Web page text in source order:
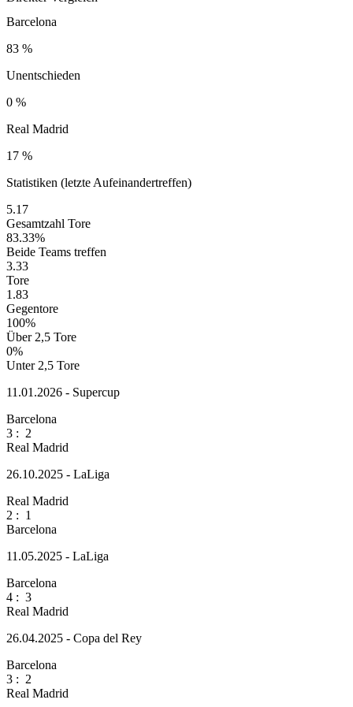
Barcelona
83 %
Unentschieden
0 %
Real Madrid
17 %
Statistiken (letzte Aufeinandertreffen)
5.17
Gesamtzahl Tore
83.33%
Beide Teams treffen
3.33
Tore
1.83
Gegentore
100%
Über 2,5 Tore
0%
Unter 2,5 Tore
11.01.2026 - Supercup
Barcelona
3 : 2
Real Madrid
26.10.2025 - LaLiga
Real Madrid
2 : 1
Barcelona
11.05.2025 - LaLiga
Barcelona
4 : 3
Real Madrid
26.04.2025 - Copa del Rey
Barcelona
3 : 2
Real Madrid